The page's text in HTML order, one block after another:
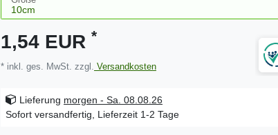
1,54 EUR *
* inkl. ges. MwSt. zzgl. Versandkosten
Lieferung morgen - Sa. 08.08.26
Sofort versandfertig, Lieferzeit 1-2 Tage